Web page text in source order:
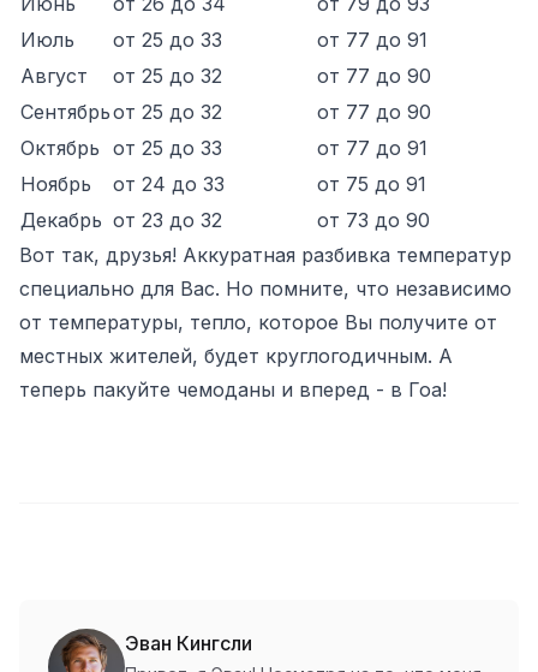
Июль
от 25 до 33
от 77 до 91
Август
от 25 до 32
от 77 до 90
Сентябрьот 25 до 32
от 77 до 90
Октябрь от 25 до 33
от 77 до 91
Ноябрь
от 24 до 33
от 75 до 91
Декабрь от 23 до 32
от 73 до 90
Вот так, друзья! Аккуратная разбивка температур
специально для Вас. Но помните, что независимо
от температуры, тепло, которое Вы получите от
местных жителей, будет круглогодичным. А
теперь пакуйте чемоданы и вперед - в Гоа!
Эван Кингсли